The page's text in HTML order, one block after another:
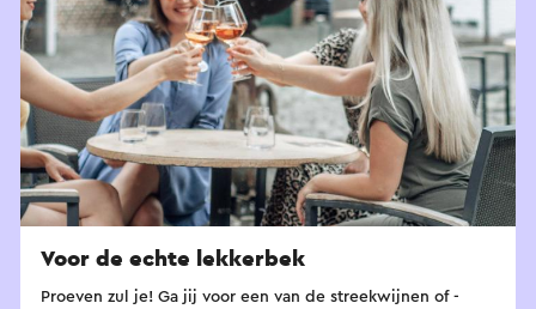
Voor de echte lekkerbek
Proeven zul je! Ga jij voor een van de streekwijnen of -